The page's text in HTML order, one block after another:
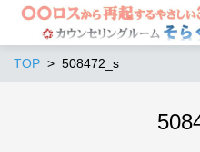
TOP 508472_s